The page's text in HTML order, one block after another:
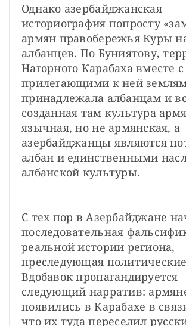
Однако азербайджанская
историография попросту
армян правобережья Куры
албанцев. По Буниятову,
Нагорного Карабаха вместе с
прилегающими к ней
принадлежала албанцам и
созданная там культура
язычная, но не армянская, а
азербайджанцы являются
албан и единственными
албанской культуры.
С тех пор в Азербайджане
последовательная
реальной истории региона,
преследующая
Вдобавок пропагандируется
следующий нарратив:
появились в Карабахе в
что их туда переселил